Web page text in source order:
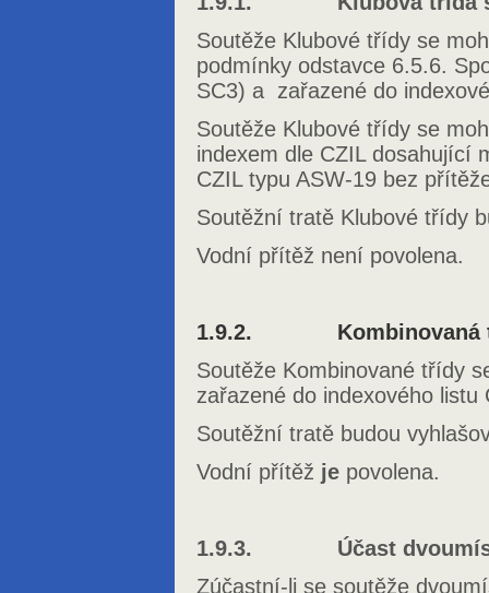
Soutěže Klubové třídy se
podmínky odstavce 6.5.6.
SC3) a zařazené do
Soutěže Klubové třídy se
indexem dle CZIL dosahující
CZIL typu ASW-19 bez
Soutěžní tratě Klubové třídy
Vodní přítěž není povolena.
1.9.2. Kombinovaná
Soutěže Kombinované třídy
zařazené do indexového listu
Soutěžní tratě budou
Vodní přítěž je povolena.
1.9.3. Účast
Zúčastní-li se soutěže